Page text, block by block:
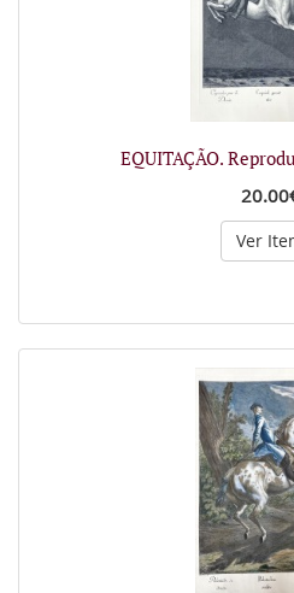
EQUITAÇÃO.
Ver